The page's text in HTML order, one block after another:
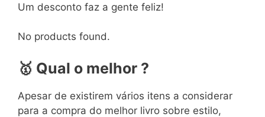
Um desconto faz a gente feliz!
No products found.
🥇 Qual o melhor ?
Apesar de existirem vários itens a considerar
para a compra do melhor livro sobre estilo,